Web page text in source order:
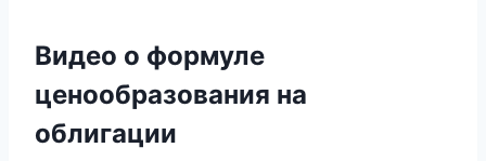
Видео о формуле
ценообразования на
облигации